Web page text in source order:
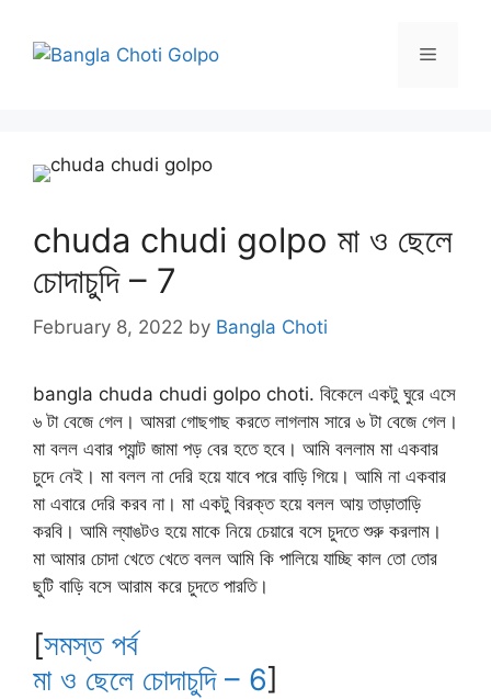
content
Menu
chuda chudi golpo মা ও ছেলে
চোদাচুদি – 7
February 8, 2022 by Bangla Choti
bangla chuda chudi golpo choti. বিকেলে একটু ঘুরে এসে
৬ টা বেজে গেল। আমরা গোছগাছ করতে লাগলাম সারে ৬ টা বেজে গেল।
মা বলল এবার প্যান্ট জামা পড় বের হতে হবে। আমি বললাম মা একবার
চুদে নেই। মা বলল না দেরি হয়ে যাবে পরে বাড়ি গিয়ে। আমি না একবার
মা এবারে দেরি করব না। মা একটু বিরক্ত হয়ে বলল আয় তাড়াতাড়ি
করবি। আমি ল্যাঙটও হয়ে মাকে নিয়ে চেয়ারে বসে চুদতে শুরু করলাম।
মা আমার চোদা খেতে খেতে বলল আমি কি পালিয়ে যাচ্ছি কাল তো তোর
ছুটি বাড়ি বসে আরাম করে চুদতে পারতি।
[সমস্ত পর্ব
মা ও ছেলে চোদাচুদি – 6]